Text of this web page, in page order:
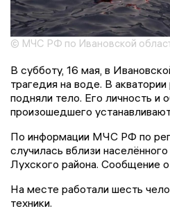
© МЧС РФ по Ивановской
В субботу, 16 мая, в
трагедия на воде. В
подняли тело. Его личность и
произошедшего
По информации МЧС РФ по
случилась вблизи
Лухского района. Сообщение
На месте работали шесть
техники.